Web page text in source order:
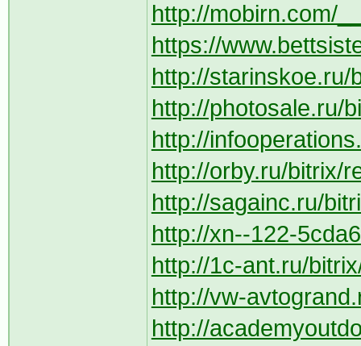
http://mobirn.com/
https://
http://starinskoe.ru/
http://photosale.ru/
http://
http://orby.ru/bitrix/
http://sagainc.ru/
http://xn--122-
http://1c-ant.ru/
http://vw-
http://